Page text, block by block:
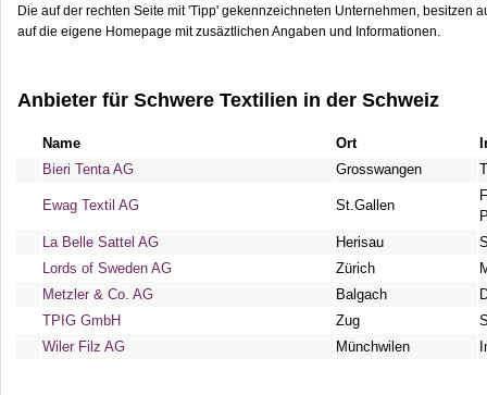
Die auf der rechten Seite mit 'Tipp' gekennzeichneten Unternehmen, besitzen
auf die eigene Homepage mit zusäztlichen Angaben und Informationen.
Anbieter für Schwere Textilien in der Schweiz
Name Ort
Bieri Tenta AG
Grosswangen
Ewag Textil AG St.Gallen
La Belle Sattel AG
Herisau
Lords of Sweden AG
Zürich
Metzler & Co. AG
Balgach
TPIG GmbH
Zug
Wiler Filz AG
Münchwilen